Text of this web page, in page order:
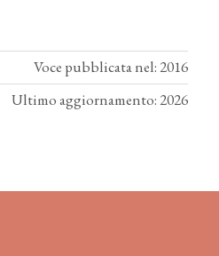
Voce pubblicata nel: 2016
Ultimo aggiornamento: 2026